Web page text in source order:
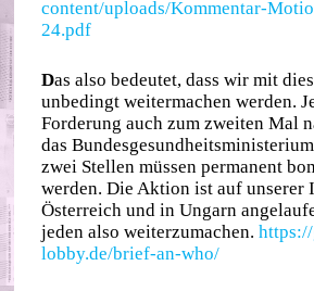
content/uploads/Kommentar-
24.pdf
Das also bedeutet, dass wir mit
unbedingt weitermachen werden.
Forderung auch zum zweiten Mal
das
zwei Stellen müssen permanent
werden. Die Aktion ist auf
Österreich und in Ungarn
jeden also weiterzumachen.
lobby.de/brief-an-who/